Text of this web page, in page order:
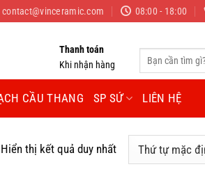
contact@vinceramic.com 08:00 - 18:00
Thanh toán
Khi nhận hàng
Tìm
kiếm:
CẦU THANG SP SỨ LIÊN HỆ
Hiển thị kết quả duy nhất